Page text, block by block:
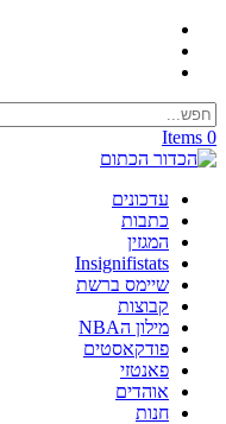
0 Items
עדכונים
כתבות
המגזין
Insignifistats
שיימס ברשת
קבוצות
מילון הNBA
פודקאסטים
פאנטזי
אוהדים
חנות